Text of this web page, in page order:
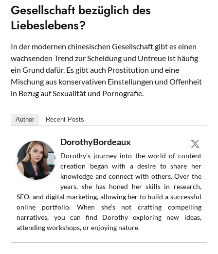
Gesellschaft bezüglich des
Liebeslebens?
In der modernen chinesischen Gesellschaft gibt es einen
wachsenden Trend zur Scheidung und Untreue ist häufig
ein Grund dafür. Es gibt auch Prostitution und eine
Mischung aus konservativen Einstellungen und Offenheit
in Bezug auf Sexualität und Pornografie.
Author Recent Posts
DorothyBordeaux
Dorothy's journey into the world of content
creation began with a desire to share her
knowledge and connect with others. Over the
years, she has honed her skills in research,
SEO, and digital marketing, allowing her to build a successful
online portfolio. When she’s not crafting compelling
narratives, you can find Dorothy exploring new ideas,
attending workshops, or enjoying nature.